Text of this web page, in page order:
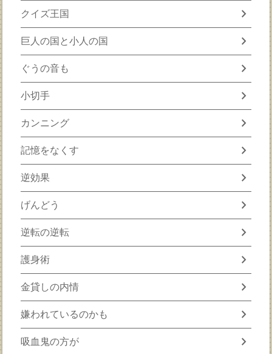
クイズ王国 chevron_right
巨人の国と小人の国 chevron_right
ぐうの音も chevron_right
小切手 chevron_right
カンニング chevron_right
記憶をなくす chevron_right
逆効果 chevron_right
げんどう chevron_right
逆転の逆転 chevron_right
護身術 chevron_right
金貸しの内情 chevron_right
嫌われているのかも chevron_right
吸血鬼の方が chevron_right